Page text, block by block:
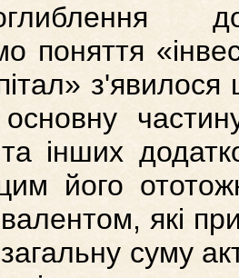
поняття
інших
його
які
суму